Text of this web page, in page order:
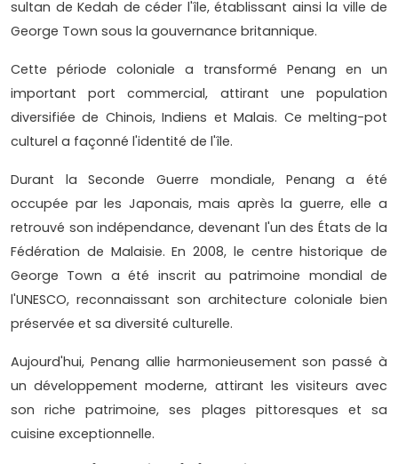
sultan de Kedah de céder l'île, établissant ainsi la ville de
George Town sous la gouvernance britannique.
Cette période coloniale a transformé Penang en un
important port commercial, attirant une population
diversifiée de Chinois, Indiens et Malais. Ce melting-pot
culturel a façonné l'identité de l'île.
Durant la Seconde Guerre mondiale, Penang a été
occupée par les Japonais, mais après la guerre, elle a
retrouvé son indépendance, devenant l'un des États de la
Fédération de Malaisie. En 2008, le centre historique de
George Town a été inscrit au patrimoine mondial de
l'UNESCO, reconnaissant son architecture coloniale bien
préservée et sa diversité culturelle.
Aujourd'hui, Penang allie harmonieusement son passé à
un développement moderne, attirant les visiteurs avec
son riche patrimoine, ses plages pittoresques et sa
cuisine exceptionnelle.